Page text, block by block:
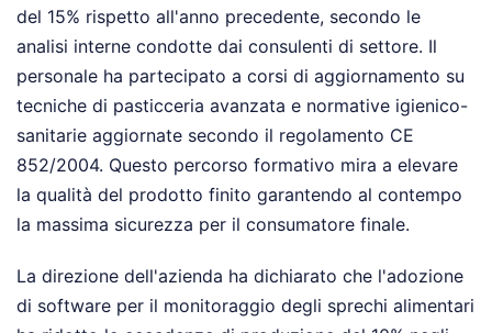
del 15% rispetto all'anno precedente, secondo le
analisi interne condotte dai consulenti di settore. Il
personale ha partecipato a corsi di aggiornamento su
tecniche di pasticceria avanzata e normative igienico-
sanitarie aggiornate secondo il regolamento CE
852/2004. Questo percorso formativo mira a elevare
la qualità del prodotto finito garantendo al contempo
la massima sicurezza per il consumatore finale.
La direzione dell'azienda ha dichiarato che l'adozione
di software per il monitoraggio degli sprechi alimentari